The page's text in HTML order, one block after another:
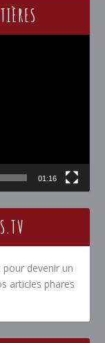
01:16
pour devenir un
articles phares